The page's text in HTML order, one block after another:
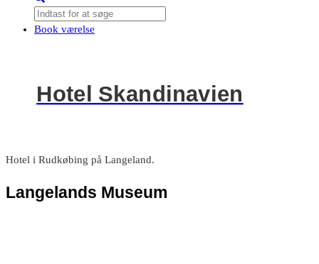
Book værelse
Hotel Skandinavien
Hotel i Rudkøbing på Langeland.
Langelands Museum